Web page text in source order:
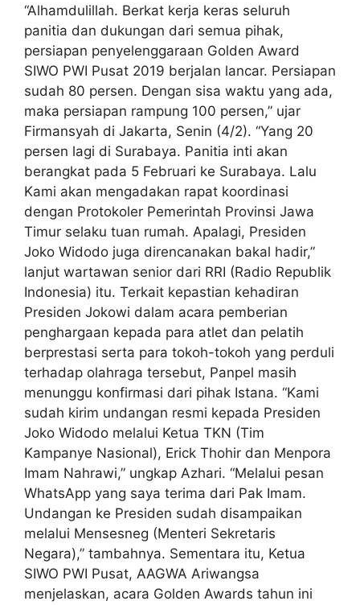
“Alhamdulillah. Berkat kerja keras seluruh
panitia dan dukungan dari semua pihak,
persiapan penyelenggaraan Golden Award
SIWO PWI Pusat 2019 berjalan lancar. Persiapan
sudah 80 persen. Dengan sisa waktu yang ada,
maka persiapan rampung 100 persen,” ujar
Firmansyah di Jakarta, Senin (4/2). “Yang 20
persen lagi di Surabaya. Panitia inti akan
berangkat pada 5 Februari ke Surabaya. Lalu
Kami akan mengadakan rapat koordinasi
dengan Protokoler Pemerintah Provinsi Jawa
Timur selaku tuan rumah. Apalagi, Presiden
Joko Widodo juga direncanakan bakal hadir,”
lanjut wartawan senior dari RRI (Radio Republik
Indonesia) itu. Terkait kepastian kehadiran
Presiden Jokowi dalam acara pemberian
penghargaan kepada para atlet dan pelatih
berprestasi serta para tokoh-tokoh yang perduli
terhadap olahraga tersebut, Panpel masih
menunggu konfirmasi dari pihak Istana. “Kami
sudah kirim undangan resmi kepada Presiden
Joko Widodo melalui Ketua TKN (Tim
Kampanye Nasional), Erick Thohir dan Menpora
Imam Nahrawi,” ungkap Azhari. “Melalui pesan
WhatsApp yang saya terima dari Pak Imam.
Undangan ke Presiden sudah disampaikan
melalui Mensesneg (Menteri Sekretaris
Negara),” tambahnya. Sementara itu, Ketua
SIWO PWI Pusat, AAGWA Ariwangsa
menjelaskan, acara Golden Awards tahun ini